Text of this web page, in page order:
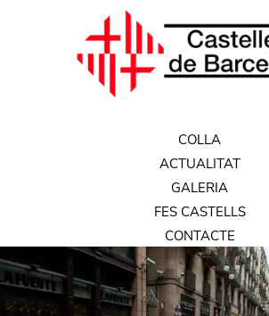
COLLA
ACTUALITAT
GALERIA
FES CASTELLS
CONTACTE